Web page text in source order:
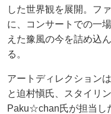
した世界観を展開。フ
に、コンサートでの一
えた豫風の今を詰め込
る。
アートディレクション
と迫村愼氏、スタイリ
Paku☆chan氏が担当し